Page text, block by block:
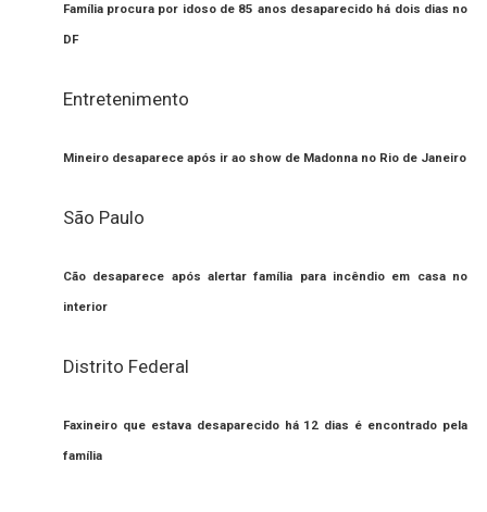
Família procura por idoso de 85 anos desaparecido há dois dias no
DF
Entretenimento
Mineiro desaparece após ir ao show de Madonna no Rio de Janeiro
São Paulo
Cão desaparece após alertar família para incêndio em casa no
interior
Distrito Federal
Faxineiro que estava desaparecido há 12 dias é encontrado pela
família